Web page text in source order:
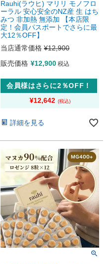
Rauhi(ラウヒ) マリリ モノフロ
ーラル 安心安全のNZ産 生 はち
みつ 非加熱 無添加 【本店限
定！会員パスポートでさらに最
大12％OFF】
当店通常価格 ¥12,900
販売価格 ¥12,900 税込
会員様はさらに2％OFF！
¥12,642
詳細を見る